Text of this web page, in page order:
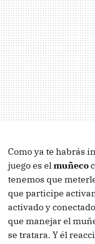
Como ya te habrás
juego es elmuñeco
tenemos que
que participe
activado y
que manejar el
se tratara. Y él